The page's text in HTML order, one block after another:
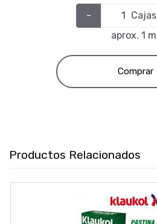
- Cajas
aprox. 1
Comprar
Productos Relacionados